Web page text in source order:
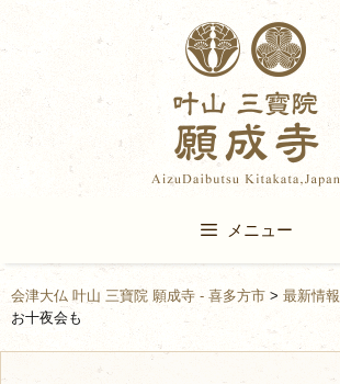
to
content
メニュー
会津大仏 叶山 三寶院 願成寺 - 喜多方市 > 最新情報
お十夜会も